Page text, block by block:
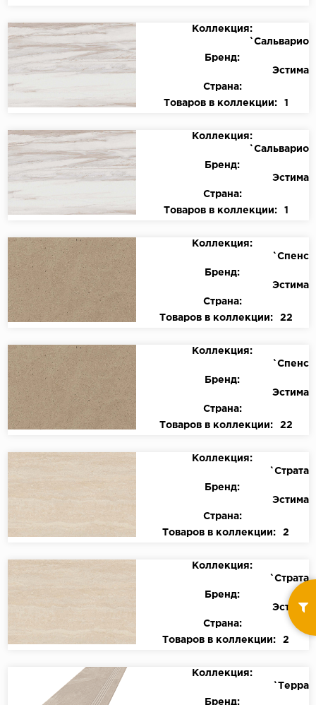
Коллекция:
`Сальварио
Бренд:
Эстима
Страна:
Товаров в коллекции:
1
Коллекция:
`Сальварио
Бренд:
Эстима
Страна:
Товаров в коллекции:
1
Коллекция:
`Спенс
Бренд:
Эстима
Страна:
Товаров в коллекции:
22
Коллекция:
`Спенс
Бренд:
Эстима
Страна:
Товаров в коллекции:
22
Коллекция:
`Страта
Бренд:
Эстима
Страна:
Товаров в коллекции:
2
Коллекция:
`Страта
Бренд:
Эстима
Страна:
Товаров в коллекции:
2
Коллекция:
`Терра
Бренд: